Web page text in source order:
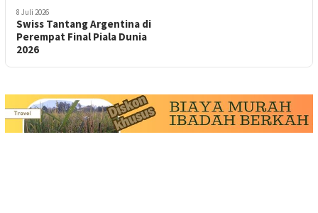
8 Juli 2026
Swiss Tantang Argentina di
Perempat Final Piala Dunia
2026